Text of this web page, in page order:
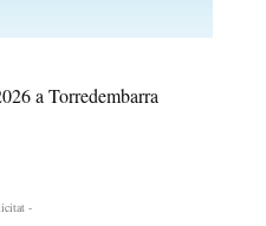
a Torredembarra
-